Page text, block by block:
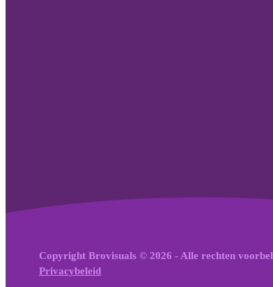
Copyright Brovisuals © 2026 - Alle rechten
Privacybeleid